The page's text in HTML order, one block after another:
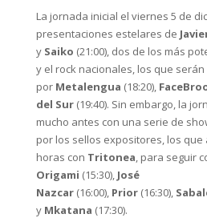
La jornada inicial el viernes 5 de
presentaciones estelares de
y Saiko (21:00), dos de los más
y el rock nacionales, los que
por Metalengua (18:20),
del Sur(19:40). Sin embargo, la
mucho antes con una serie de
por los sellos expositores, los que
horas con Tritonea, para seguir
Origami (15:30), José
Nazcar(16:00), Prior(16:30),
y Mkatana (17:30).